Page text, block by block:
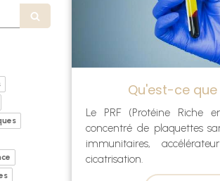
Qu'est-ce que
Le PRF (Protéine Riche
concentré de plaquettes
immunitaires,
cicatrisation.